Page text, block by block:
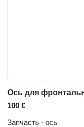
Ось для
100 €
Запчасть - ось